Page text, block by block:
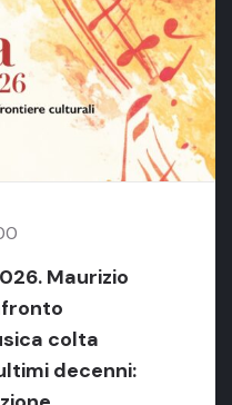
Maurizio
colta
decenni: